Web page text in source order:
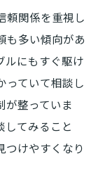
頼関係を重視し
も多い傾向があ
ルにもすぐ駆け
っていて相談し
が整っていま
してみること
つけやすくなり